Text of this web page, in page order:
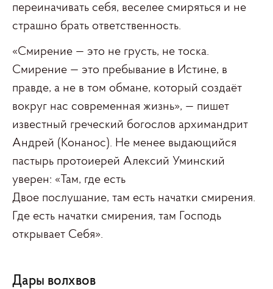
переиначивать себя, веселее смиряться и не
страшно брать ответственность.
«Смирение — это не грусть, не тоска.
Смирение — это пребывание в Истине, в
правде, а не в том обмане, который создаёт
вокруг нас современная жизнь», — пишет
известный греческий богослов архимандрит
Андрей (Конанос). Не менее выдающийся
пастырь протоиерей Алексий Уминский
уверен: «Там, где есть
Двое послушание, там есть начатки смирения.
Где есть начатки смирения, там Господь
открывает Себя».
Дары волхвов